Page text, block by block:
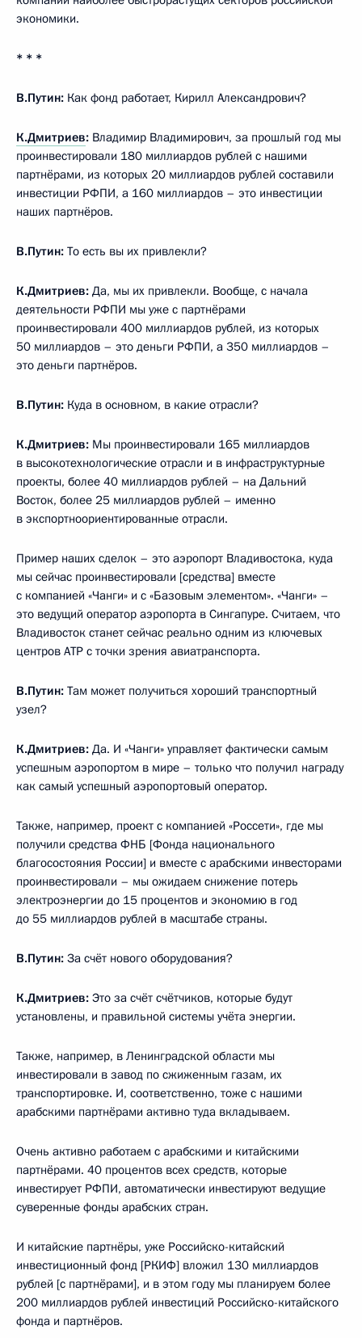
экономики.
* * *
В.Путин: Как фонд работает, Кирилл Александрович?
К.Дмитриев: Владимир Владимирович, за прошлый год мы
проинвестировали 180 миллиардов рублей с нашими
партнёрами, из которых 20 миллиардов рублей составили
инвестиции РФПИ, а 160 миллиардов – это инвестиции
наших партнёров.
В.Путин: То есть вы их привлекли?
К.Дмитриев: Да, мы их привлекли. Вообще, с начала
деятельности РФПИ мы уже с партнёрами
проинвестировали 400 миллиардов рублей, из которых
50 миллиардов – это деньги РФПИ, а 350 миллиардов –
это деньги партнёров.
В.Путин: Куда в основном, в какие отрасли?
К.Дмитриев: Мы проинвестировали 165 миллиардов
в высокотехнологические отрасли и в инфраструктурные
проекты, более 40 миллиардов рублей – на Дальний
Восток, более 25 миллиардов рублей – именно
в экспортноориентированные отрасли.
Пример наших сделок – это аэропорт Владивостока, куда
мы сейчас проинвестировали [средства] вместе
с компанией «Чанги» и с «Базовым элементом». «Чанги» –
это ведущий оператор аэропорта в Сингапуре. Считаем, что
Владивосток станет сейчас реально одним из ключевых
центров АТР с точки зрения авиатранспорта.
В.Путин: Там может получиться хороший транспортный
узел?
К.Дмитриев: Да. И «Чанги» управляет фактически самым
успешным аэропортом в мире – только что получил награду
как самый успешный аэропортовый оператор.
Также, например, проект с компанией «Россети», где мы
получили средства ФНБ [Фонда национального
благосостояния России] и вместе с арабскими инвесторами
проинвестировали – мы ожидаем снижение потерь
электроэнергии до 15 процентов и экономию в год
до 55 миллиардов рублей в масштабе страны.
В.Путин: За счёт нового оборудования?
К.Дмитриев: Это за счёт счётчиков, которые будут
установлены, и правильной системы учёта энергии.
Также, например, в Ленинградской области мы
инвестировали в завод по сжиженным газам, их
транспортировке. И, соответственно, тоже с нашими
арабскими партнёрами активно туда вкладываем.
Очень активно работаем с арабскими и китайскими
партнёрами. 40 процентов всех средств, которые
инвестирует РФПИ, автоматически инвестируют ведущие
суверенные фонды арабских стран.
И китайские партнёры, уже Российско-китайский
инвестиционный фонд [РКИФ] вложил 130 миллиардов
рублей [с партнёрами], и в этом году мы планируем более
200 миллиардов рублей инвестиций Российско-китайского
фонда и партнёров.